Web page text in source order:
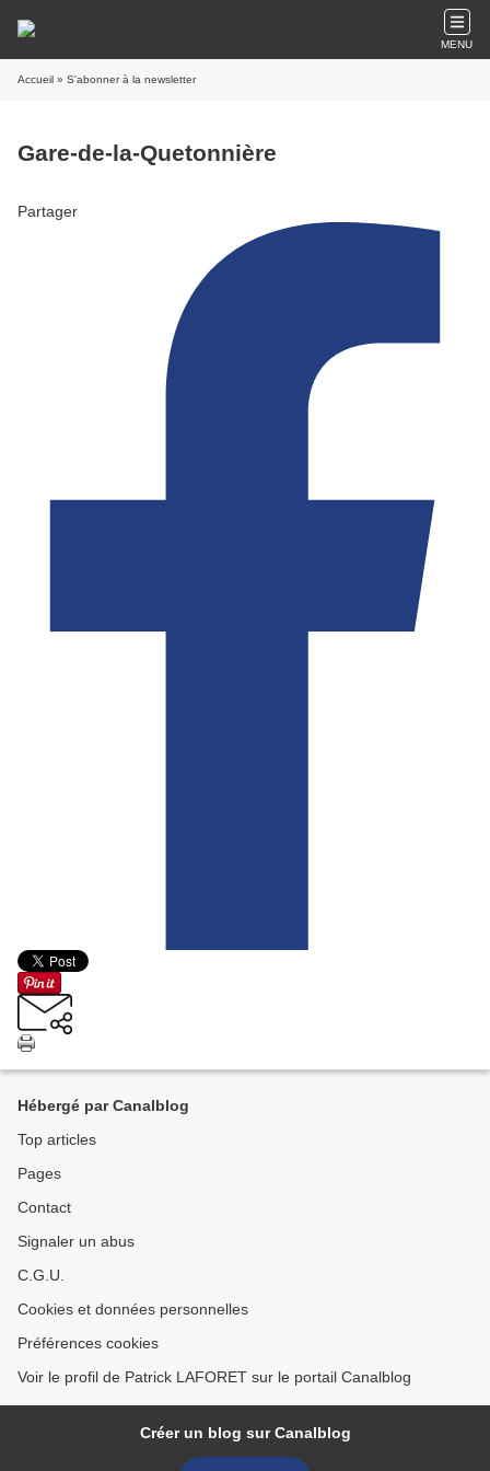
MENU
Accueil » S'abonner à la newsletter
Gare-de-la-Quetonnière
Partager
Hébergé par Canalblog
Top articles
Pages
Contact
Signaler un abus
C.G.U.
Cookies et données personnelles
Préférences cookies
Voir le profil de Patrick LAFORET sur le portail Canalblog
Créer un blog sur Canalblog